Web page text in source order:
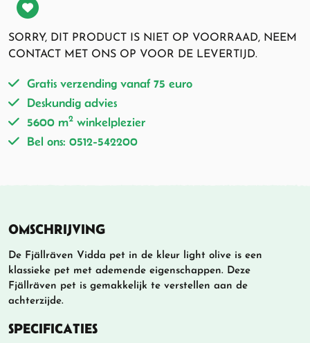
SORRY, DIT PRODUCT IS NIET OP VOORRAAD, NEEM
CONTACT MET ONS OP VOOR DE LEVERTIJD.
Gratis verzending vanaf 75 euro
Deskundig advies
5600 m2 winkelplezier
Bel ons: 0512-542200
OMSCHRIJVING
De Fjällräven Vidda pet in de kleur light olive is een
klassieke pet met ademende eigenschappen. Deze
Fjällräven pet is gemakkelijk te verstellen aan de
achterzijde.
SPECIFICATIES